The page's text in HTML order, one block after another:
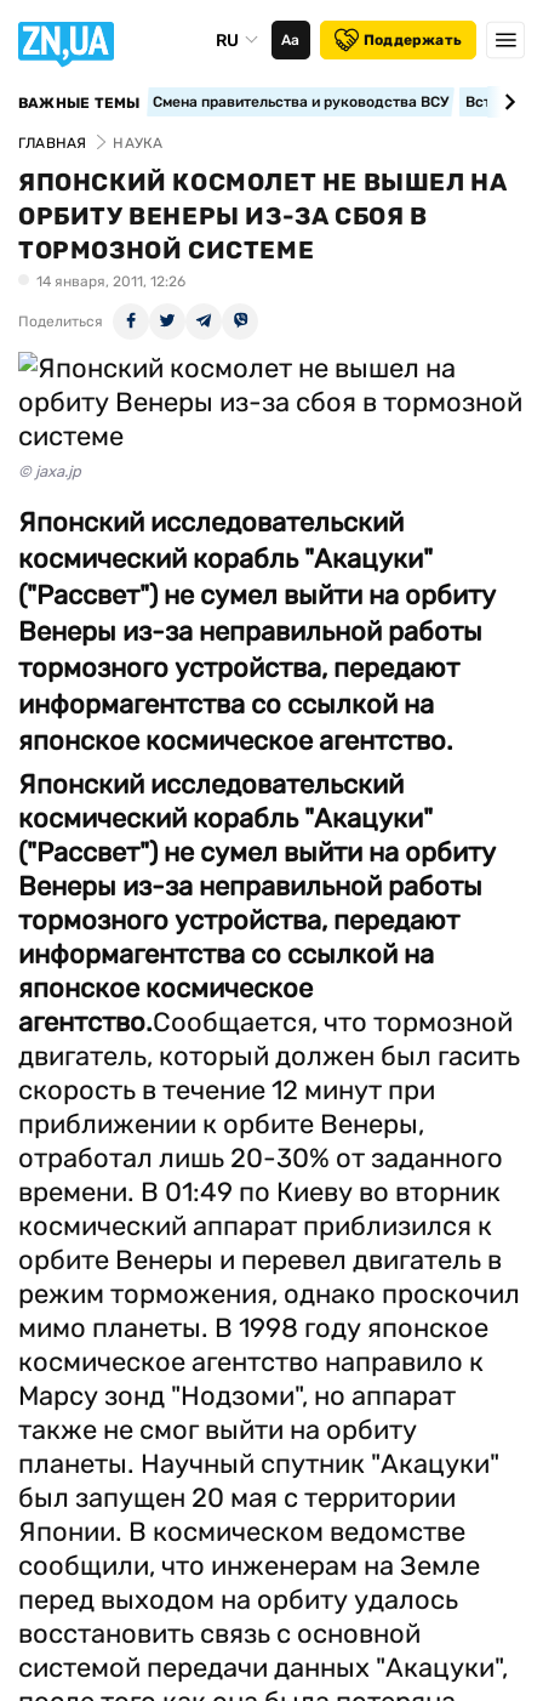
RU Аа Поддержать
ВАЖНЫЕ ТЕМЫ Смена правительства и руководства ВСУ
ГЛАВНАЯ НАУКА
ЯПОНСКИЙ КОСМОЛЕТ НЕ ВЫШЕЛ НА
ОРБИТУ ВЕНЕРЫ ИЗ-ЗА СБОЯ В
ТОРМОЗНОЙ СИСТЕМЕ
14 января, 2011, 12:26
Поделиться
© jaxa.jp
Японский исследовательский
космический корабль "Акацуки"
("Рассвет") не сумел выйти на орбиту
Венеры из-за неправильной работы
тормозного устройства, передают
информагентства со ссылкой на
японское космическое агентство.
Японский исследовательский
космический корабль "Акацуки"
("Рассвет") не сумел выйти на орбиту
Венеры из-за неправильной работы
тормозного устройства, передают
информагентства со ссылкой на
японское космическое
агентство.Сообщается, что тормозной
двигатель, который должен был гасить
скорость в течение 12 минут при
приближении к орбите Венеры,
отработал лишь 20-30% от заданного
времени. В 01:49 по Киеву во вторник
космический аппарат приблизился к
орбите Венеры и перевел двигатель в
режим торможения, однако проскочил
мимо планеты. В 1998 году японское
космическое агентство направило к
Марсу зонд "Нодзоми", но аппарат
также не смог выйти на орбиту
планеты. Научный спутник "Акацуки"
был запущен 20 мая с территории
Японии. В космическом ведомстве
сообщили, что инженерам на Земле
перед выходом на орбиту удалось
восстановить связь с основной
системой передачи данных "Акацуки",